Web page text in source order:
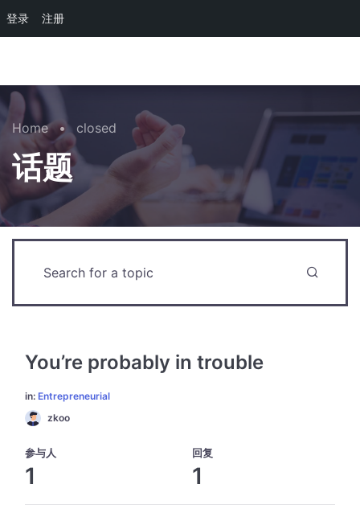
登录 注册
Skip to main content
话题
Home • closed
You’re probably in trouble
in: Entrepreneurial
zkoo
参与人
1
回复
1